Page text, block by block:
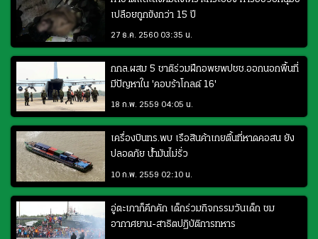
เปลือยถูกขังกว่า 15 ปี
27 ธ.ค. 2560 03:35 น.
กกล.ผสม 5 ชาติร่วมฝึกอพยพปชช.ออกนอกพื้นที่
มีปัญหาใน 'คอบร้าโกลด์ 16'
18 ก.พ. 2559 04:05 น.
เครื่องบินทร.พบ เรือสินค้าเกยตื้นที่หาดคอสน ยัง
ปลอดภัย น้ำมันไม่รั่ว
10 ก.พ. 2559 02:10 น.
อู่ตะเภาก็คึกคัก เด็กร่วมกิจกรรมวันเด็ก ชม
อากาศยาน-สาธิตปฏิบัติการทหาร